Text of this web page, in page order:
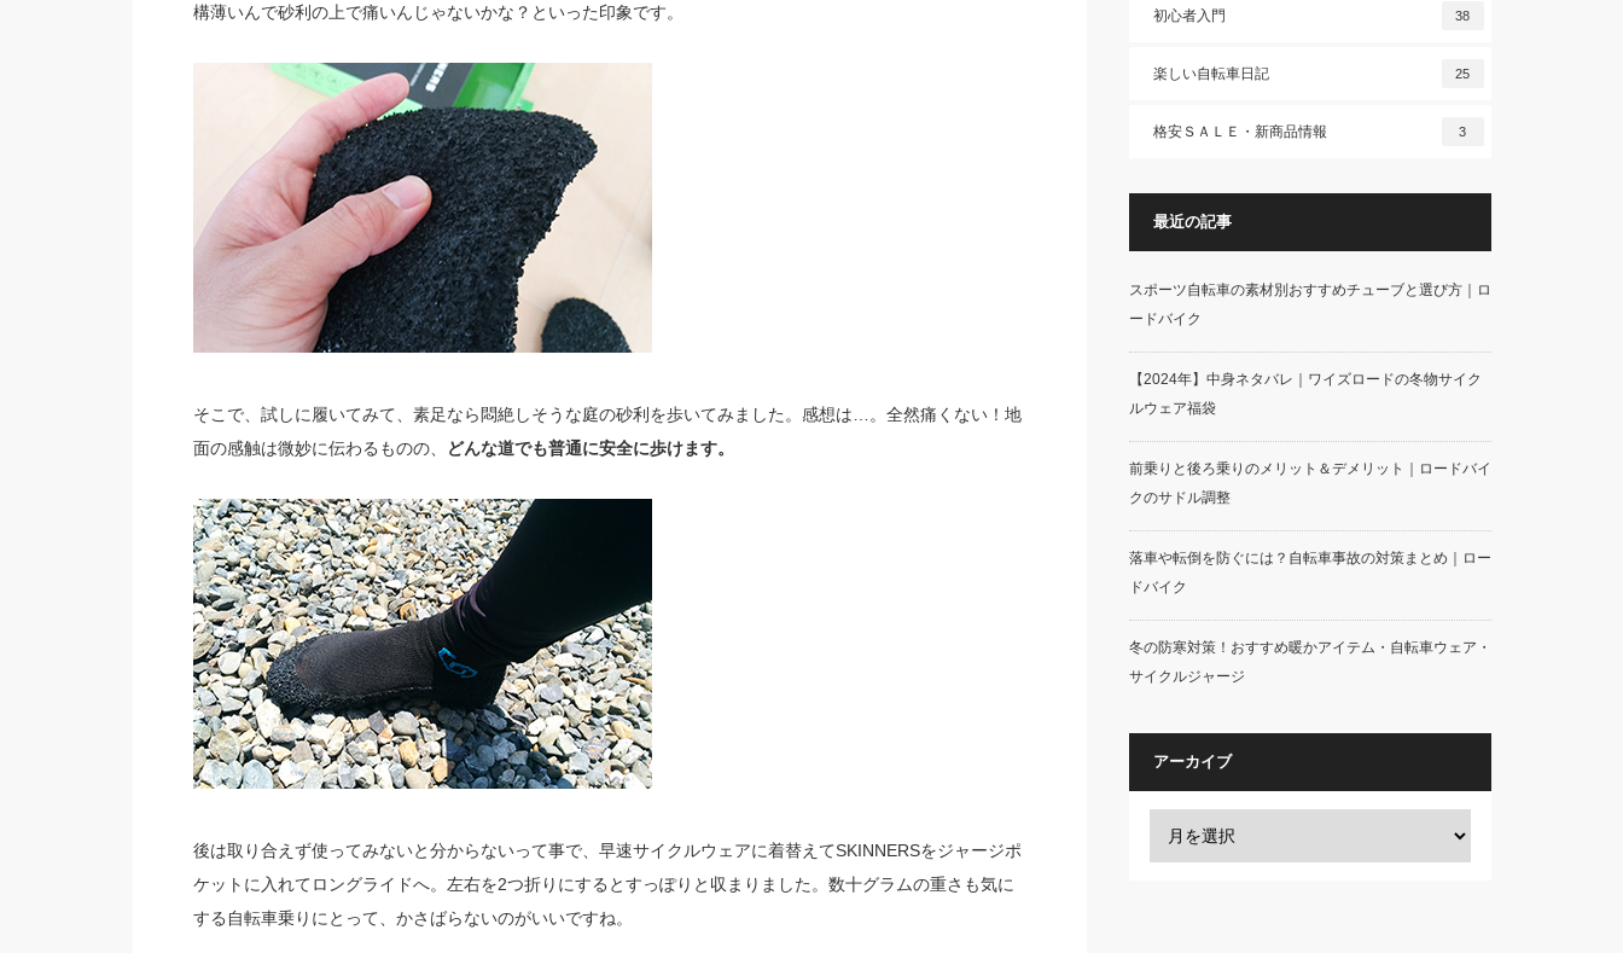
構薄いんで砂利の上で痛いんじゃないかな？といった印象です。
そこで、試しに履いてみて、素足なら悶絶しそうな庭の砂利を歩いてみました。感想は…。全然痛くない！地
面の感触は微妙に伝わるものの、
どんな道でも普通に安全に歩けます。
後は取り合えず使ってみないと分からないって事で、早速サイクルウェアに着替えてSKINNERSをジャージポ
ケットに入れてロングライドへ。左右を2つ折りにするとすっぽりと収まりました。数十グラムの重さも気に
する自転車乗りにとって、かさばらないのがいいですね。
初心者入門 38
楽しい自転車日記 25
格安ＳＡＬＥ・新商品情報 3
最近の記事
スポーツ自転車の素材別おすすめチューブと選び方｜ロ
ードバイク
【2024年】中身ネタバレ｜ワイズロードの冬物サイク
ルウェア福袋
前乗りと後ろ乗りのメリット＆デメリット｜ロードバイ
クのサドル調整
落車や転倒を防ぐには？自転車事故の対策まとめ｜ロー
ドバイク
冬の防寒対策！おすすめ暖かアイテム・自転車ウェア・
サイクルジャージ
アーカイブ